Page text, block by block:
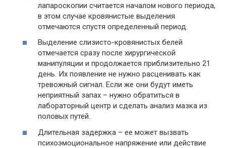
лапароскопии считается началом нового периода,
в этом случае кровянистые выделения
отмечаются спустя определенный период.
Выделение слизисто-кровянистых белей
отмечается сразу после хирургической
манипуляции и продолжается приблизительно 21
день. Их появление не нужно расценивать как
тревожный сигнал. Если же они будут иметь
неприятный запах – нужно обратиться в
лабораторный центр и сделать анализ мазка из
половых путей.
Длительная задержка – ее может вызвать
психоэмоциональное напряжение или действие